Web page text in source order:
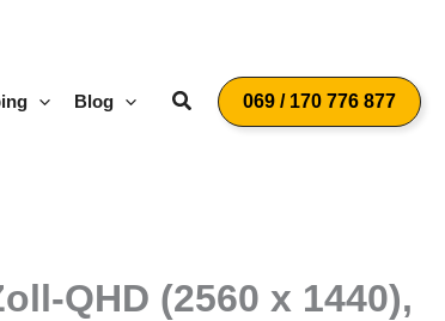
Blog Suchen069 / 170 776 877
QHD (2560 x 1440),